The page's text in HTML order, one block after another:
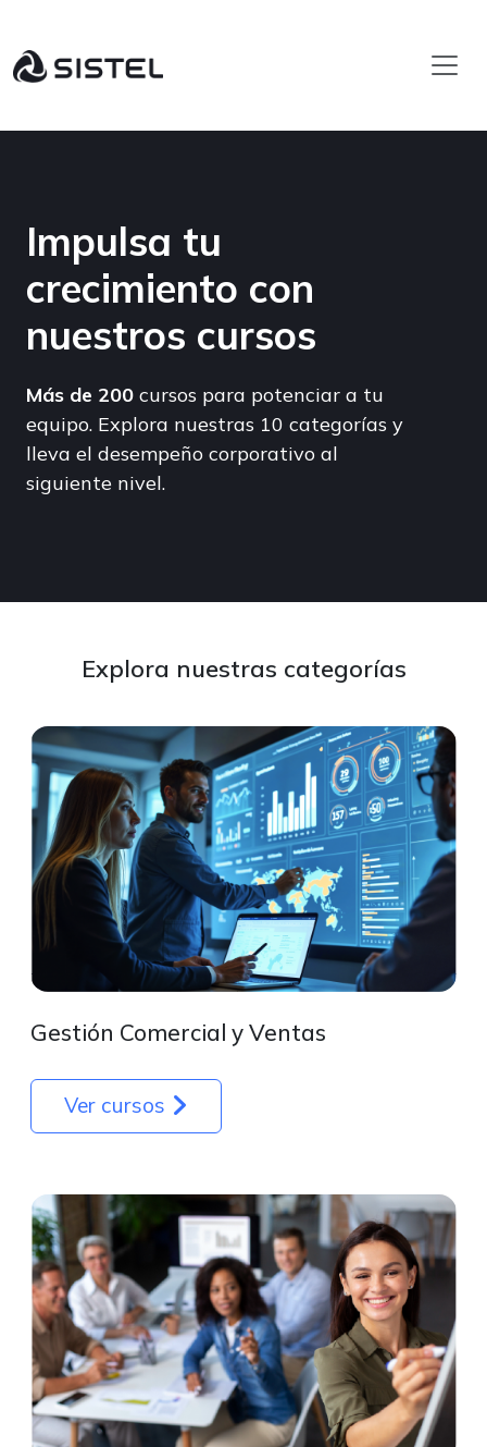
Impulsa tu
crecimiento con
nuestros cursos
Más de 200 cursos para potenciar a tu
equipo. Explora nuestras 10 categorías y
lleva el desempeño corporativo al
siguiente nivel.
Explora nuestras categorías
Gestión Comercial y Ventas
Ver cursos